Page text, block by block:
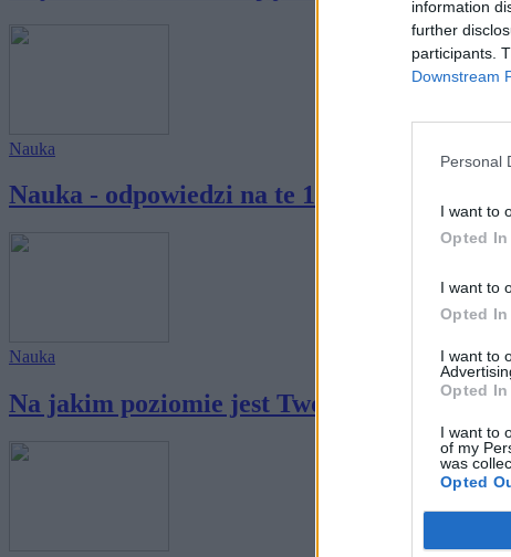
information
further
participants.
Downstream
Personal
I want to
Opted In
I want to
Opted In
I want to
Opted In
I want to
of my
was
Opted
Nauka
Nauka - odpowiedzi na te 12 pytań powinien
Nauka
Na jakim poziomie jest Twoja wiedza z